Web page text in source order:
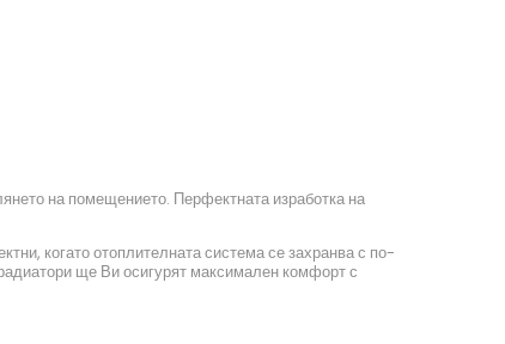
на помещението. Перфектната изработка на
когато отоплителната система се захранва с по-
ще Ви осигурят максимален комфорт с